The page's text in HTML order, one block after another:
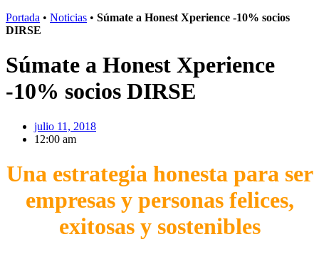
Portada • Noticias • Súmate a Honest Xperience -10% socios
DIRSE
Súmate a Honest Xperience
-10% socios DIRSE
julio 11, 2018
12:00 am
Una estrategia honesta para ser
empresas y personas felices,
exitosas y sostenibles